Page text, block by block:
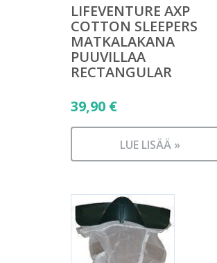
LIFEVENTURE AXP
COTTON SLEEPERS
MATKALAKANA
PUUVILLAA
RECTANGULAR
39,90 €
LUE LISÄÄ »